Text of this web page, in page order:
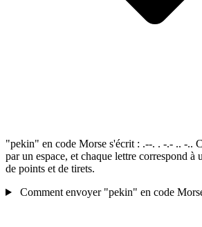
"pekin" en code Morse s'écrit : .--. . -.- .. -..
par un espace, et chaque lettre correspond à
de points et de tirets.
Comment envoyer "pekin" en code